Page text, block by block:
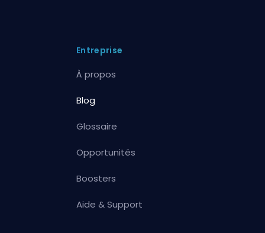
Entreprise
À propos
Blog
Glossaire
Opportunités
Boosters
Aide & Support